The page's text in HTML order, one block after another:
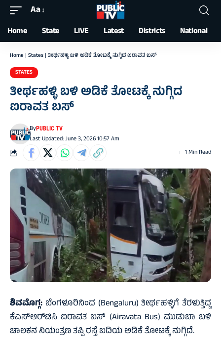
Font
Resizer
Aa
Home State LIVE Latest Districts National
Home | States | ತೀರ್ಥಹಳ್ಳಿ ಬಳಿ ಅಡಿಕೆ ತೋಟಕ್ಕೆ ನುಗ್ಗಿದ ಐರಾವತ ಬಸ್‌
STATES
ತೀರ್ಥಹಳ್ಳಿ ಬಳಿ ಅಡಿಕೆ ತೋಟಕ್ಕೆ ನುಗ್ಗಿದ
ಐರಾವತ ಬಸ್‌
Last Updated: June 3, 2026 10:57 Am
ByPUBLIC TV
1 Min Read
ಶಿವಮೊಗ್ಗ: ಬೆಂಗಳೂರಿನಿಂದ (Bengaluru) ತೀರ್ಥಹಳ್ಳಿಗೆ ತೆರಳುತ್ತಿದ್ದ
ಕೆಎಸ್‌ಆರ್‌ಟಿಸಿ ಐರಾವತ ಬಸ್ (Airavata Bus) ಮುಡುಬಾ ಬಳಿ
ಚಾಲಕನ ನಿಯಂತ್ರಣ ತಪ್ಪಿ ರಸ್ತೆ ಬದಿಯ ಅಡಿಕೆ ತೋಟಕ್ಕೆ ನುಗ್ಗಿದೆ.